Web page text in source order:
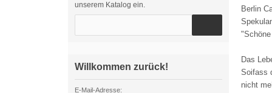
Berlin
Das
Soifass
nicht
unserem Katalog ein.
Willkommen zurück!
E-Mail-Adresse: